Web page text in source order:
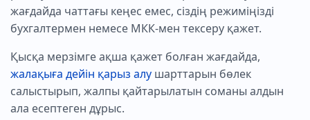
жағдайда чаттағы кеңес емес, сіздің режиміңізді
бухгалтермен немесе МКК-мен тексеру қажет.
Қысқа мерзімге ақша қажет болған жағдайда,
жалақыға дейін қарыз алу шарттарын бөлек
салыстырып, жалпы қайтарылатын соманы алдын
ала есептеген дұрыс.